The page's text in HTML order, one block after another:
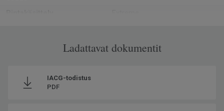
Kokonaispaksuus
2.4
Ladattavat dokumentit
IACG-todistus
PDF